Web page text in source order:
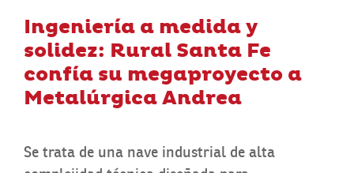
Ingeniería a medida y
solidez: Rural Santa Fe
confía su megaproyecto a
Metalúrgica Andrea
Se trata de una nave industrial de alta